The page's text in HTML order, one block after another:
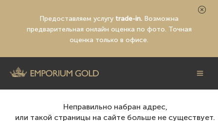
Предоставляем услугу trade-in. Возможна
предварительная онлайн оценка по фото. Точная
оценка только в офисе.
Неправильно набран адрес,
или такой страницы на сайте больше не существует.